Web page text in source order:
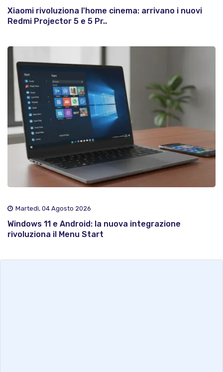
Xiaomi rivoluziona l'home cinema: arrivano i nuovi
Redmi Projector 5 e 5 Pr..
Martedì, 04 Agosto 2026
Windows 11 e Android: la nuova integrazione
rivoluziona il Menu Start